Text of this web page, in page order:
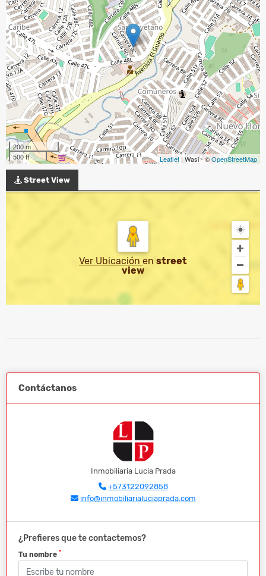
200 m
500 ft
Leaflet | Wasi - ©OpenStreetMap
Street View
Ver Ubicación en street
view
Contáctanos
Inmobiliaria Lucia Prada
+573122092858
info@inmobiliarialuciaprada.com
¿Prefieres que te contactemos?
Tu nombre *